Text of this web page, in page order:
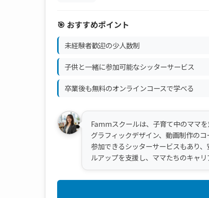
🎯 おすすめポイント
未経験者歓迎の少人数制
子供と一緒に参加可能なシッターサービス
卒業後も無料のオンラインコースで学べる
Fammスクールは、子育て中のママ
グラフィックデザイン、動画制作の
参加できるシッターサービスもあり
ルアップを支援し、ママたちのキャリ